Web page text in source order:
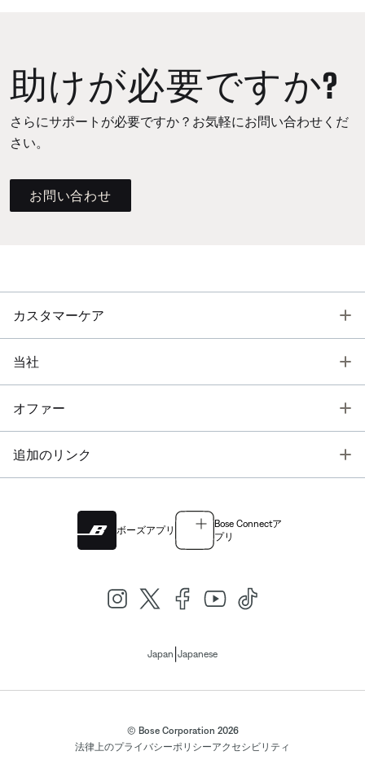
助けが必要ですか?
さらにサポートが必要ですか？お気軽にお問い合わせくだ
さい。
お問い合わせ
カスタマーケア
当社
オファー
追加のリンク
ボーズアプリ
Bose Connectア
プリ
Japan Japanese
© Bose Corporation 2026
法律上のプライバシーポリシーアクセシビリティ